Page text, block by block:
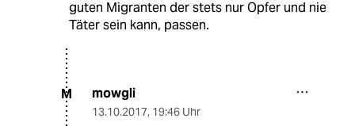
guten Migranten der stets nur Opfer und nie
Täter sein kann, passen.
M mowgli
13.10.2017, 19:46 Uhr